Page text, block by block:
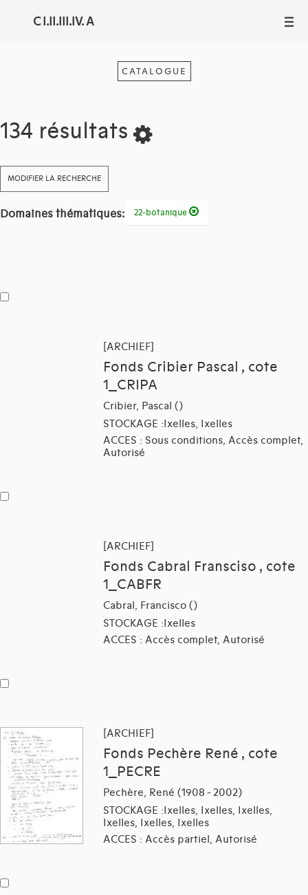
C I.II.III.IV. A III
CATALOGUE
134 résultats
MODIFIER LA RECHERCHE
Domaines thématiques: 22-botanique
[ARCHIEF]
Fonds Cribier Pascal , cote
1_CRIPA
Cribier, Pascal ()
STOCKAGE :Ixelles, Ixelles
ACCES : Sous conditions, Accès complet,
Autorisé
[ARCHIEF]
Fonds Cabral Fransciso , cote
1_CABFR
Cabral, Francisco ()
STOCKAGE :Ixelles
ACCES : Accès complet, Autorisé
[ARCHIEF]
Fonds Pechère René , cote
1_PECRE
Pechère, René (1908 - 2002)
STOCKAGE :Ixelles, Ixelles, Ixelles,
Ixelles, Ixelles, Ixelles
ACCES : Accès partiel, Autorisé